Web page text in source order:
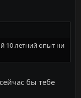
10 летний опыт ни
бы тебе